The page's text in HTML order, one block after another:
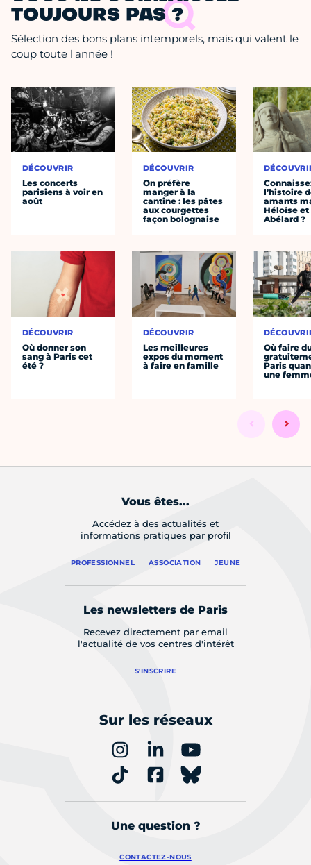
TOUJOURS PAS ?
Sélection des bons plans intemporels, mais qui valent le
coup toute l'année !
DÉCOUVRIR
Les concerts
parisiens à voir en
août
DÉCOUVRIR
Où donner son
sang à Paris cet
été ?
DÉCOUVRIR
On préfère
manger à la
cantine : les pâtes
aux courgettes
façon bolognaise
DÉCOUVRIR
Les meilleures
expos du moment
à faire en famille
l’histoire
amants
Héloïse et
Abélard ?
Où faire
Paris
une
Vous êtes...
Accédez à des actualités et
informations pratiques par profil
PROFESSIONNEL ASSOCIATION JEUNE
Les newsletters de Paris
Recevez directement par email
l'actualité de vos centres d'intérêt
S'INSCRIRE
Sur les réseaux
Une question ?
CONTACTEZ-NOUS